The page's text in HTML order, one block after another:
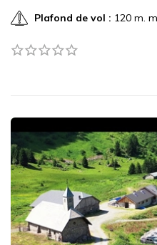
Plafond de vol : 120 m.